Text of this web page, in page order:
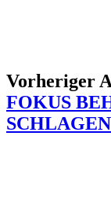
Vorheriger
FOKUS